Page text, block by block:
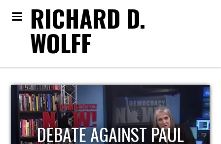
RICHARD D.
WOLFF
DEBATE AGAINST PAUL